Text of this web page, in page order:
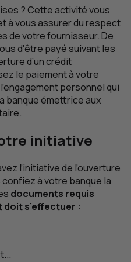
? Cette activité vous
à vous assurer du respect
de votre fournisseur. De
d'être payé suivant les
d’un crédit
le paiement à votre
personnel qui
banque émettrice aux
initiative
l’initiative de l’ouverture
à votre banque la
documents requis
s’effectuer :